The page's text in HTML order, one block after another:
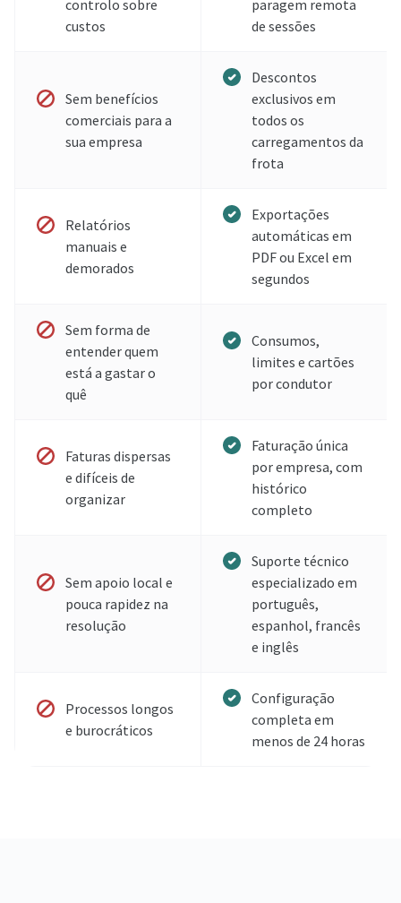
controlo sobre
custos
paragem remota
de sessões
Sem benefícios
comerciais para a
sua empresa
Descontos
exclusivos em
todos os
carregamentos da
frota
Relatórios
manuais e
demorados
Exportações
automáticas em
PDF ou Excel em
segundos
Sem forma de
entender quem
está a gastar o
quê
Consumos,
limites e cartões
por condutor
Faturas dispersas
e difíceis de
organizar
Faturação única
por empresa, com
histórico
completo
Sem apoio local e
pouca rapidez na
resolução
Suporte técnico
especializado em
português,
espanhol, francês
e inglês
Processos longos
e burocráticos
Configuração
completa em
menos de 24 horas